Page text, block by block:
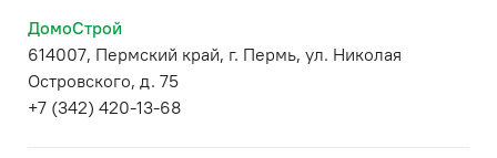
ДомоСтрой
614007, Пермский край, г. Пермь, ул. Николая
Островского, д. 75
+7 (342) 420-13-68